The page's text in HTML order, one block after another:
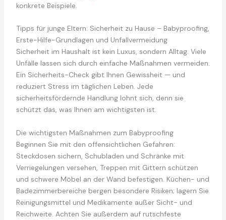
konkrete Beispiele.
Tipps für junge Eltern: Sicherheit zu Hause – Babyproofing,
Erste-Hilfe-Grundlagen und Unfallvermeidung
Sicherheit im Haushalt ist kein Luxus, sondern Alltag. Viele
Unfälle lassen sich durch einfache Maßnahmen vermeiden.
Ein Sicherheits-Check gibt Ihnen Gewissheit — und
reduziert Stress im täglichen Leben. Jede
sicherheitsfördernde Handlung lohnt sich, denn sie
schützt das, was Ihnen am wichtigsten ist.
Die wichtigsten Maßnahmen zum Babyproofing
Beginnen Sie mit den offensichtlichen Gefahren:
Steckdosen sichern, Schubladen und Schränke mit
Verriegelungen versehen, Treppen mit Gittern schützen
und schwere Möbel an der Wand befestigen. Küchen- und
Badezimmerbereiche bergen besondere Risiken; lagern Sie
Reinigungsmittel und Medikamente außer Sicht- und
Reichweite. Achten Sie außerdem auf rutschfeste